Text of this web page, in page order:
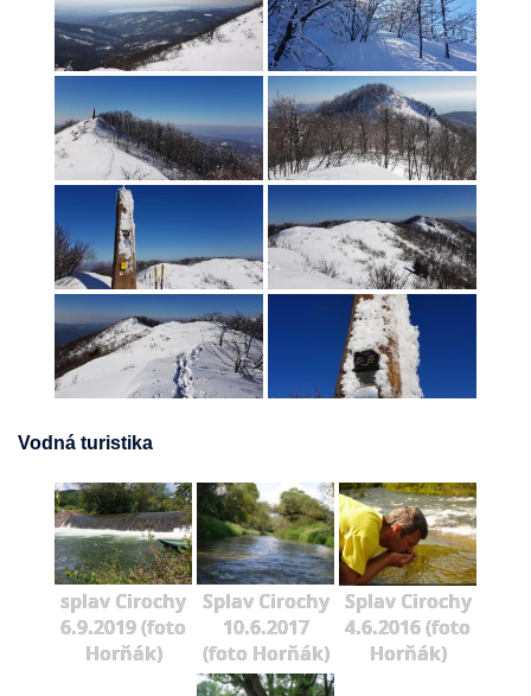
Vodná turistika
splav Cirochy
6.9.2019 (foto
Horňák)
Splav Cirochy
10.6.2017
(foto Horňák)
Splav Cirochy
4.6.2016 (foto
Horňák)